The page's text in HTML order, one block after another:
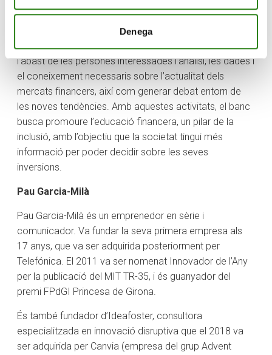
Denega
podem dir que la IA ens fa més humans”.
Des de Creand Crèdit Andorrà s’ofereixen aquestes
sessions informatives de la mà d’experts, per posar a
l’abast de les persones interessades l’anàlisi, les dades i
el coneixement necessaris sobre l’actualitat dels
mercats financers, així com generar debat entorn de
les noves tendències. Amb aquestes activitats, el banc
busca promoure l’educació financera, un pilar de la
inclusió, amb l’objectiu que la societat tingui més
informació per poder decidir sobre les seves
inversions.
Pau Garcia-Milà
Pau Garcia-Milà és un emprenedor en sèrie i
comunicador. Va fundar la seva primera empresa als
17 anys, que va ser adquirida posteriorment per
Telefónica. El 2011 va ser nomenat Innovador de l’Any
per la publicació del MIT TR-35, i és guanyador del
premi FPdGI Princesa de Girona.
És també fundador d’Ideafoster, consultora
especialitzada en innovació disruptiva que el 2018 va
ser adquirida per Canvia (empresa del grup Advent